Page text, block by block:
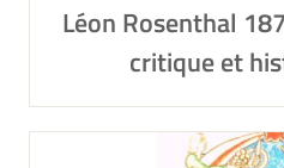
Léon Rosenthal
critique et